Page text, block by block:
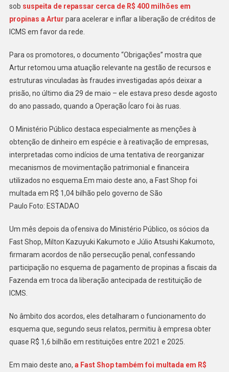
sob suspeita de repassar cerca de R$ 400 milhões em
propinas a Artur para acelerar e inflar a liberação de créditos de
ICMS em favor da rede.
Para os promotores, o documento “Obrigações” mostra que
Artur retomou uma atuação relevante na gestão de recursos e
estruturas vinculadas às fraudes investigadas após deixar a
prisão, no último dia 29 de maio – ele estava preso desde agosto
do ano passado, quando a Operação Ícaro foi às ruas.
O Ministério Público destaca especialmente as menções à
obtenção de dinheiro em espécie e à reativação de empresas,
interpretadas como indícios de uma tentativa de reorganizar
mecanismos de movimentação patrimonial e financeira
utilizados no esquema.Em maio deste ano, a Fast Shop foi
multada em R$ 1,04 bilhão pelo governo de São
Paulo Foto: ESTADAO
Um mês depois da ofensiva do Ministério Público, os sócios da
Fast Shop, Milton Kazuyuki Kakumoto e Júlio Atsushi Kakumoto,
firmaram acordos de não persecução penal, confessando
participação no esquema de pagamento de propinas a fiscais da
Fazenda em troca da liberação antecipada de restituição de
ICMS.
No âmbito dos acordos, eles detalharam o funcionamento do
esquema que, segundo seus relatos, permitiu à empresa obter
quase R$ 1,6 bilhão em restituições entre 2021 e 2025.
Em maio deste ano, a Fast Shop também foi multada em R$